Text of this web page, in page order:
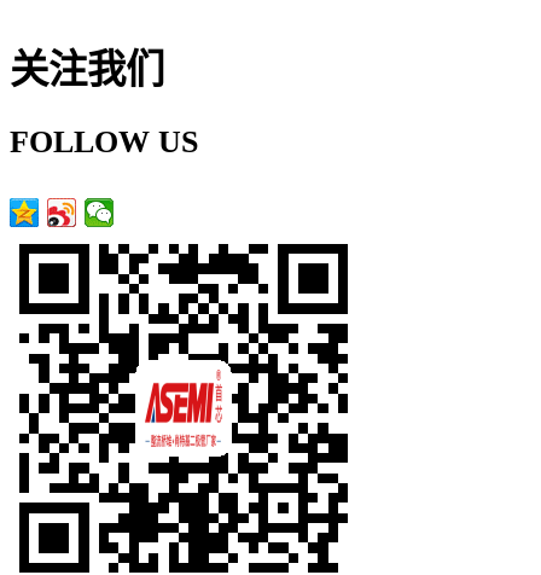
关注我们
FOLLOW US